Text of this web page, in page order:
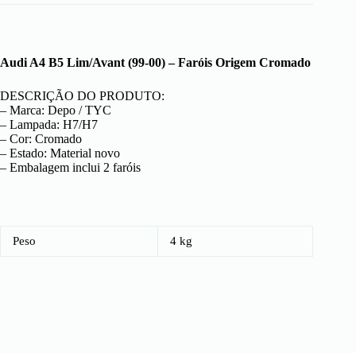
Audi A4 B5 Lim/Avant (99-00) – Faróis Origem Cromado
DESCRIÇÃO DO PRODUTO:
– Marca: Depo / TYC
– Lampada: H7/H7
– Cor: Cromado
– Estado: Material novo
– Embalagem inclui 2 faróis
Peso 4 kg